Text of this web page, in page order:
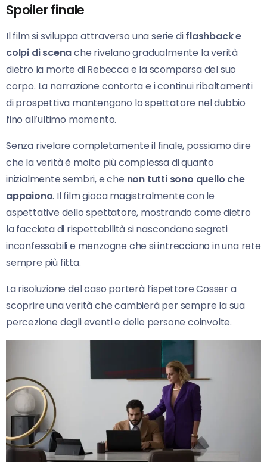
Spoiler finale
Il film si sviluppa attraverso una serie diflashback e
colpi di scenache rivelano gradualmente la verità
dietro la morte di Rebecca e la scomparsa del suo
corpo. La narrazione contorta e i continui ribaltamenti
di prospettiva mantengono lo spettatore nel dubbio
fino all’ultimo momento.
Senza rivelare completamente il finale, possiamo dire
che la verità è molto più complessa di quanto
inizialmente sembri, e che non tutti sono quello che
appaiono. Il film gioca magistralmente con le
aspettative dello spettatore, mostrando come dietro
la facciata di rispettabilità si nascondano segreti
inconfessabili e menzogne che si intrecciano in una rete
sempre più fitta.
La risoluzione del caso porterà l’ispettore Cosser a
scoprire una verità che cambierà per sempre la sua
percezione degli eventi e delle persone coinvolte.